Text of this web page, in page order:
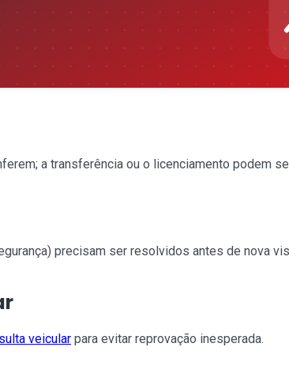
a transferência ou o licenciamento podem
precisam ser resolvidos antes de nova
veicular para evitar reprovação inesperada.